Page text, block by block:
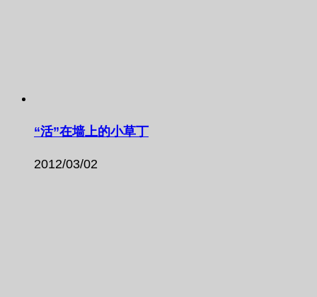
“活”在墙上的小草丁
2012/03/02